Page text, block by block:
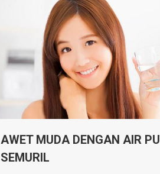
AWET MUDA DENGAN AIR
SEMURIL